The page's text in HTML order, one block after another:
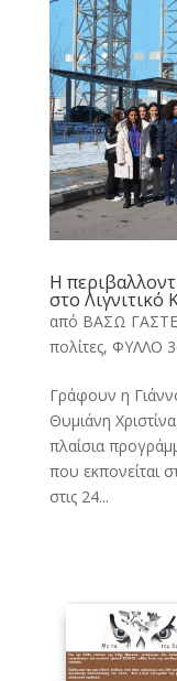
Η
στο Λιγνιτικό
από ΒΑΣΩ
πολίτες, ΦΥΛΛΟ
Γράφουν η
Θυμιάνη
πλαίσια
που εκπονείται
στις 24...